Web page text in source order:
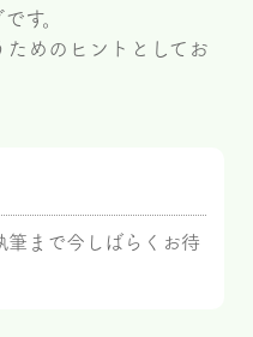
す。
めのヒントとしてお
筆まで今しばらくお待